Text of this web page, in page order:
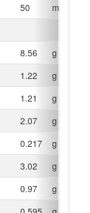
50
mg
8.56
g
1.22
g
1.21
g
2.07
g
0.217
g
3.02
g
0.97
g